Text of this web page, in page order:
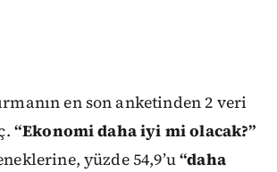
en son anketinden 2 veri
“Ekonomi daha iyi mi olacak?”
yüzde 54,9’u“daha